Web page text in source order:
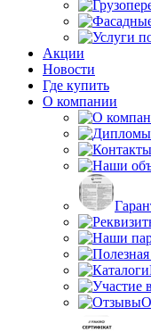
Акции
Новости
Где купить
О компании